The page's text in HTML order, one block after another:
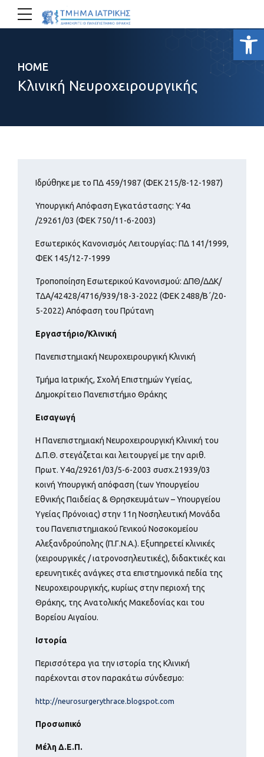
HOME
Κλινική Νευροχειρουργικής
Ιδρύθηκε με το ΠΔ 459/1987 (ΦΕΚ 215/8-12-1987)
Υπουργική Απόφαση Εγκατάστασης: Υ4α
/29261/03 (ΦΕΚ 750/11-6-2003)
Εσωτερικός Κανονισμός Λειτουργίας: ΠΔ 141/1999,
ΦΕΚ 145/12-7-1999
Τροποποίηση Εσωτερικού Κανονισμού: ΔΠΘ/ΔΔΚ/
ΤΔΑ/42428/4716/939/18-3-2022 (ΦΕΚ 2488/Β΄/20-
5-2022) Απόφαση του Πρύτανη
Εργαστήριο/Κλινική
Πανεπιστημιακή Νευροχειρουργική Κλινική
Τμήμα Ιατρικής, Σχολή Επιστημών Υγείας,
Δημοκρίτειο Πανεπιστήμιο Θράκης
Εισαγωγή
Η Πανεπιστημιακή Νευροχειρουργική Κλινική του
Δ.Π.Θ. στεγάζεται και λειτουργεί με την αριθ.
Πρωτ. Υ4α/29261/03/5-6-2003 συσχ.21939/03
κοινή Υπουργική απόφαση (των Υπουργείου
Εθνικής Παιδείας & Θρησκευμάτων – Υπουργείου
Υγείας Πρόνοιας) στην 11η Νοσηλευτική Μονάδα
του Πανεπιστημιακού Γενικού Νοσοκομείου
Αλεξανδρούπολης (Π.Γ.Ν.Α.). Εξυπηρετεί κλινικές
(χειρουργικές / ιατρονοσηλευτικές), διδακτικές και
ερευνητικές ανάγκες στα επιστημονικά πεδία της
Νευροχειρουργικής, κυρίως στην περιοχή της
Θράκης, της Ανατολικής Μακεδονίας και του
Βορείου Αιγαίου.
Ιστορία
Περισσότερα για την ιστορία της Κλινική
παρέχονται στον παρακάτω σύνδεσμο:
http://neurosurgerythrace.blogspot.com
Προσωπικό
Μέλη Δ.Ε.Π.